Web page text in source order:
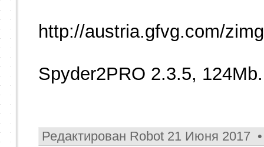
http://austria.gfvg.com/
Spyder2PRO 2.3.5, 124Mb.
Редактирован Robot 21 Июня 2017